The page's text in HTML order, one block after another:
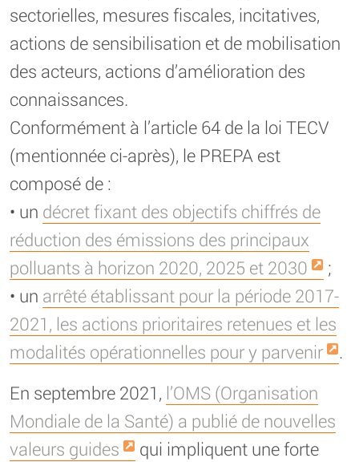
sectorielles, mesures fiscales, incitatives,
actions de sensibilisation et de mobilisation
des acteurs, actions d’amélioration des
connaissances.
Conformément à l’article 64 de la loi TECV
(mentionnée ci-après), le PREPA est
composé de :
• un décret fixant des objectifs chiffrés de
réduction des émissions des principaux
polluants à horizon 2020, 2025 et 2030
;
• un arrêté établissant pour la période 2017-
2021, les actions prioritaires retenues et les
modalités opérationnelles pour y parvenir
.
En septembre 2021, l’OMS (Organisation
Mondiale de la Santé) a publié de nouvelles
valeurs guides
qui impliquent une forte